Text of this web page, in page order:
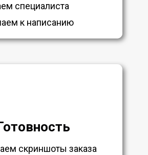
специалиста
к написанию
скриншоты заказа